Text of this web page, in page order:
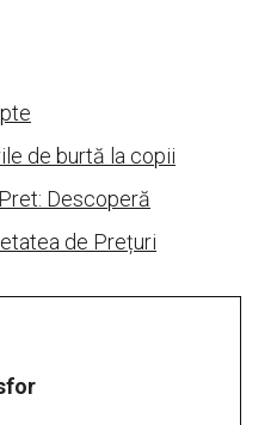
de burtă la copii
Descoperă
de Prețuri